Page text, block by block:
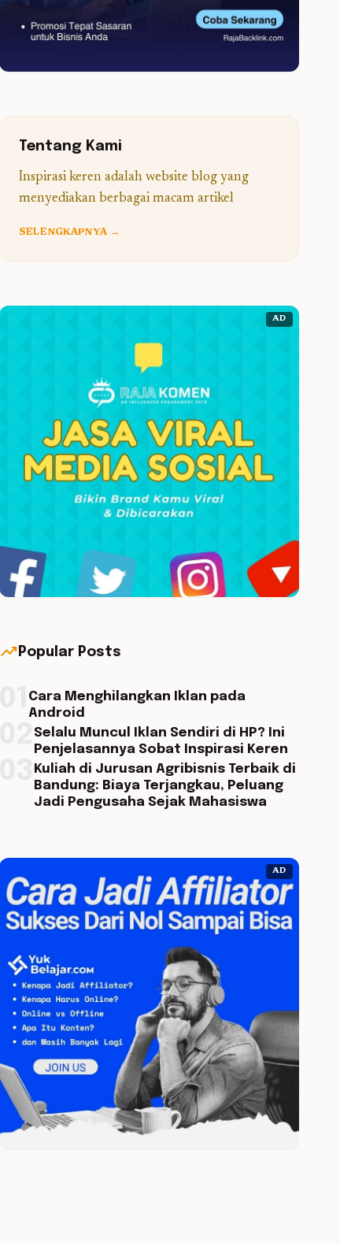
Tentang Kami
Inspirasi keren adalah website blog yang
menyediakan berbagai macam artikel
SELENGKAPNYA →
AD
trending_up Popular Posts
Cara Menghilangkan Iklan pada
Android
Selalu Muncul Iklan Sendiri di HP? Ini
Penjelasannya Sobat Inspirasi Keren
Kuliah di Jurusan Agribisnis Terbaik di
Bandung: Biaya Terjangkau, Peluang
Jadi Pengusaha Sejak Mahasiswa
AD